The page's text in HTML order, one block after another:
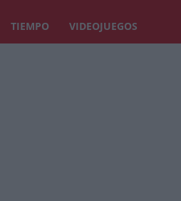
TIEMPO VIDEOJUEGOS